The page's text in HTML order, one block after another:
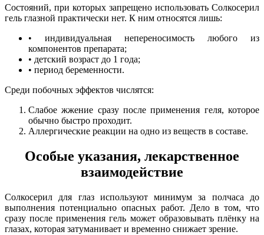
Состояний, при которых запрещено использовать Солкосерил
гель глазной практически нет. К ним относятся лишь:
• индивидуальная непереносимость любого из
компонентов препарата;
• детский возраст до 1 года;
• период беременности.
Среди побочных эффектов числятся:
Слабое жжение сразу после применения геля, которое
обычно быстро проходит.
Аллергические реакции на одно из веществ в составе.
Особые указания, лекарственное
взаимодействие
Солкосерил для глаз используют минимум за полчаса до
выполнения потенциально опасных работ. Дело в том, что
сразу после применения гель может образовывать плёнку на
глазах, которая затуманивает и временно снижает зрение.